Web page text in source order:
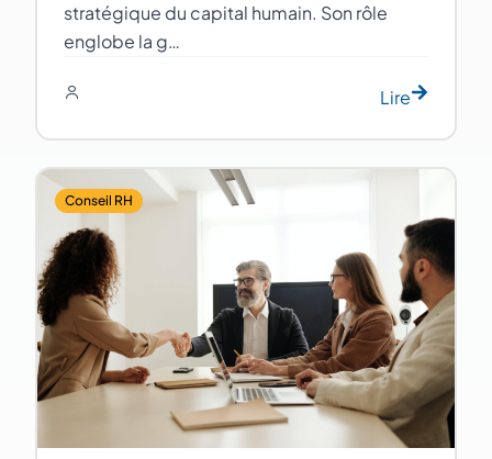
stratégique du capital humain. Son rôle
englobe la g…
Lire
Conseil RH